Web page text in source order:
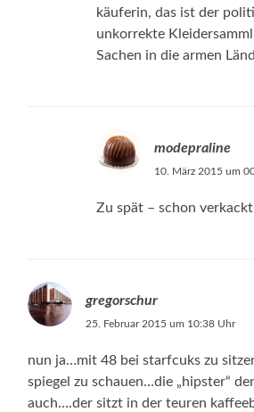
käuferin, das ist der
unkorrekte
Sachen in die armen
modepraline
10. März 2015 um
Zu spät – schon
gregorschur
25. Februar 2015 um 10:38 Uhr
nun ja…mit 48 bei starfcuks zu
spiegel zu schauen…die „hipster“
auch….der sitzt in der teuren